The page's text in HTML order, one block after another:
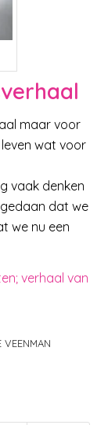
maar voor
wat voor
vaak denken
dat we
we nu een
verhaal van
VEENMAN